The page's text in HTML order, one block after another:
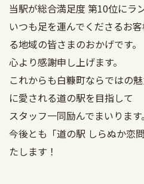
当駅が総合満足度 第10位にラ
いつも足を運んでくださるお
る地域の皆さまのおかげです。
心より感謝申し上げます。
これからも白糠町ならではの
に愛される道の駅を目指して
スタッフ一同励んでまいります。
今後とも「道の駅 しらぬか恋
たします！